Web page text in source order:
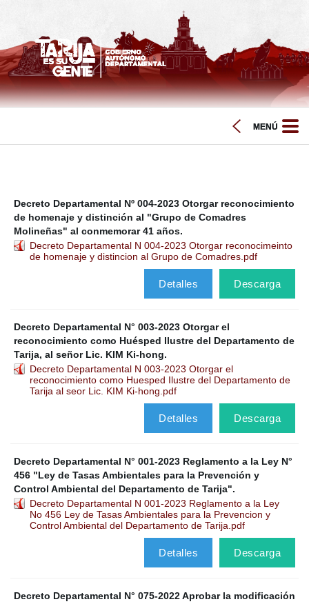
Decreto Departamental Nº 004-2023 Otorgar reconocimiento
de homenaje y distinción al "Grupo de Comadres
Molineñas" al conmemorar 41 años.
Decreto Departamental N 004-2023 Otorgar reconocimeinto
de homenaje y distincion al Grupo de Comadres.pdf
Descarga
Detalles
Decreto Departamental N° 003-2023 Otorgar el
reconocimiento como Huésped Ilustre del Departamento de
Tarija, al señor Lic. KIM Ki-hong.
Decreto Departamental N 003-2023 Otorgar el
reconocimiento como Huesped Ilustre del Departamento de
Tarija al seor Lic. KIM Ki-hong.pdf
Descarga
Detalles
Decreto Departamental N° 001-2023 Reglamento a la Ley N°
456 "Ley de Tasas Ambientales para la Prevención y
Control Ambiental del Departamento de Tarija".
Decreto Departamental N 001-2023 Reglamento a la Ley
No 456 Ley de Tasas Ambientales para la Prevencion y
Control Ambiental del Departamento de Tarija.pdf
Descarga
Detalles
Decreto Departamental N° 075-2022 Aprobar la modificación